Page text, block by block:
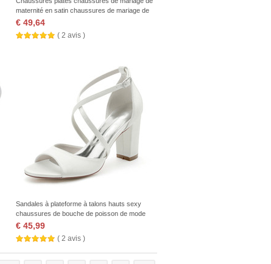
maternité en satin chaussures de mariage de
taille plus
€ 49,64
( 2 avis )
Sandales à plateforme à talons hauts sexy
chaussures de bouche de poisson de mode
chaussures de banquet
€ 45,99
( 2 avis )